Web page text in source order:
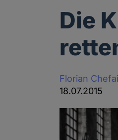
Die
Florian Chefai
18.07.2015